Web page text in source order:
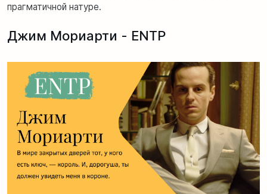
прагматичной натуре.
Джим Мориарти - ENTP